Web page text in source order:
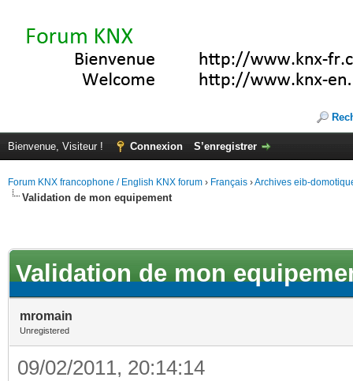
Bienvenue, Visiteur ! Connexion S’enregistrer
Forum KNX francophone / English KNX forum › Français ›Archives eib-
Validation de mon equipement
Validation de mon
mromain
Unregistered
09/02/2011, 20:14:14